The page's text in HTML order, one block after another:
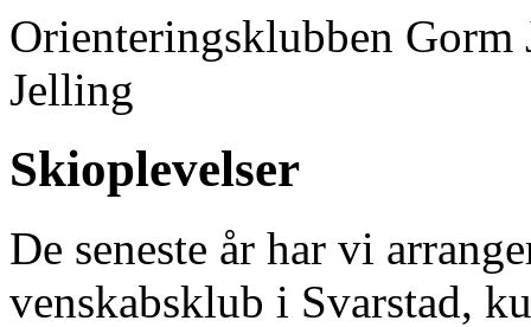
Orienteringsklubben
Jelling
Skioplevelser
De seneste år har vi
venskabsklub i Svarstad,